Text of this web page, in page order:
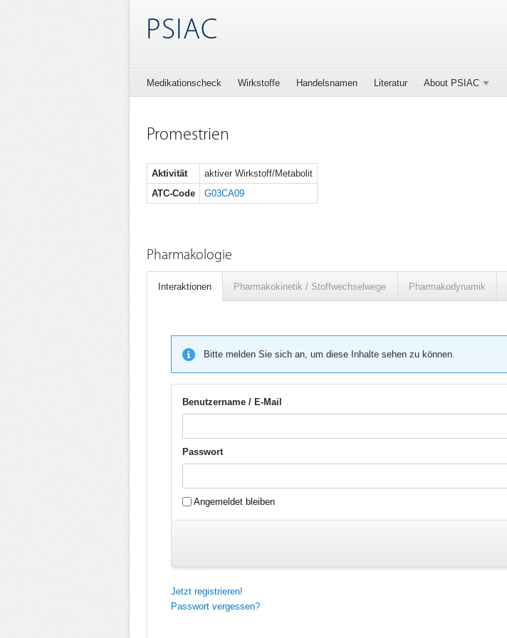
PSIAC
Medikationscheck Wirkstoffe Handelsnamen Literatur About PSIAC
Promestrien
Aktivität
aktiver Wirkstoff/Metabolit
ATC-Code
G03CA09
Pharmakologie
Interaktionen Pharmakokinetik / Stoffwechselwege Pharmakodynamik
Bitte melden Sie sich an, um diese Inhalte sehen zu können.
Benutzername / E-Mail
Passwort
Angemeldet bleiben
Jetzt registrieren!
Passwort vergessen?